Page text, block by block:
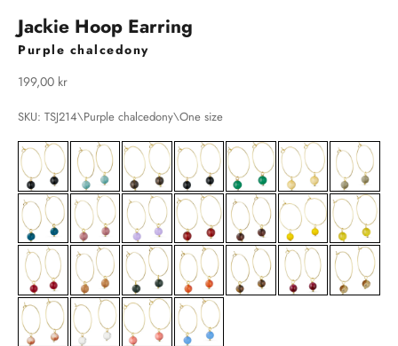
Jackie Hoop Earring
Purple chalcedony
Salgspris
199,00 kr
SKU: TSJ214\Purple chalcedony\One size